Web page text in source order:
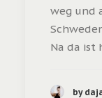
weg und
Na da ist
by